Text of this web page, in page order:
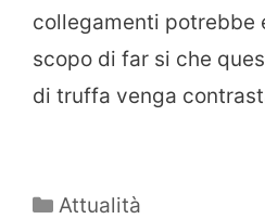
collegamenti potrebbe
scopo di far si che
di truffa venga
Categorie
Attualità